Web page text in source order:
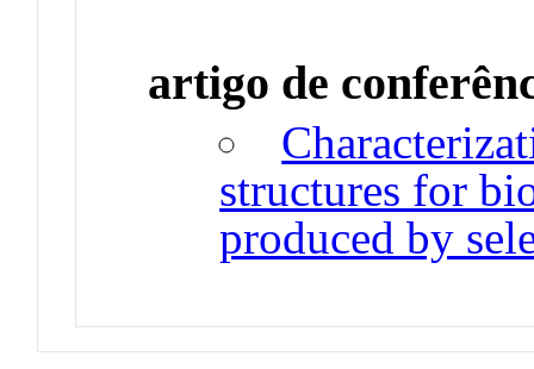
artigo de
structures for
produced by